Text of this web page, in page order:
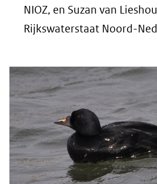
NIOZ, en Suzan van
Rijkswaterstaat Noord-